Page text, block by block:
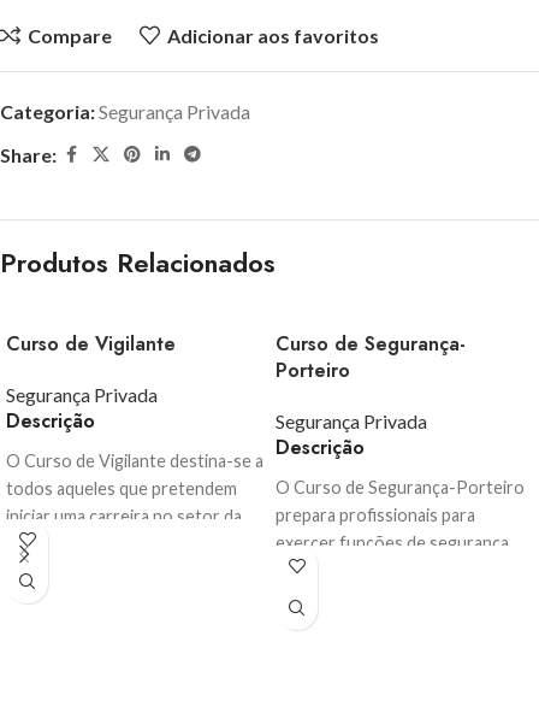
Compare Adicionar aos favoritos
Categoria:Segurança Privada
Share:
Produtos Relacionados
Curso de Vigilante
Segurança Privada
Descrição
O Curso de Vigilante destina-se a
todos aqueles que pretendem
iniciar uma carreira no setor da
segurança privada, adquirindo as
competências técnicas, legais e
Curso de Segurança-
Porteiro
Segurança Privada
Descrição
O Curso de Segurança-Porteiro
prepara profissionais para
exercer funções de segurança
em estabelecimentos de
restauração e bebidas,